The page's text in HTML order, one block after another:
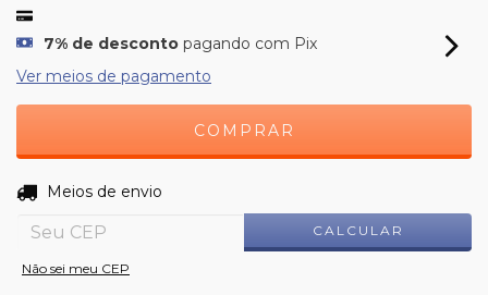
7% de desconto pagando com Pix
Ver meios de pagamento
Entregas para o CEP:
Meios de envio
CALCULAR
Não sei meu CEP